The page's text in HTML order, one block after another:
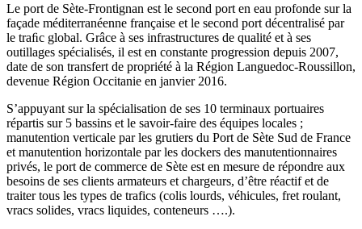
Le port de Sète-Frontignan est le second port en eau profonde sur la
façade méditerranéenne française et le second port décentralisé par
le traﬁc global. Grâce à ses infrastructures de qualité et à ses
outillages spécialisés, il est en constante progression depuis 2007,
date de son transfert de propriété à la Région Languedoc-Roussillon,
devenue Région Occitanie en janvier 2016.
S’appuyant sur la spécialisation de ses 10 terminaux portuaires
répartis sur 5 bassins et le savoir-faire des équipes locales ;
manutention verticale par les grutiers du Port de Sète Sud de France
et manutention horizontale par les dockers des manutentionnaires
privés, le port de commerce de Sète est en mesure de répondre aux
besoins de ses clients armateurs et chargeurs, d’être réactif et de
traiter tous les types de trafics (colis lourds, véhicules, fret roulant,
vracs solides, vracs liquides, conteneurs ….).